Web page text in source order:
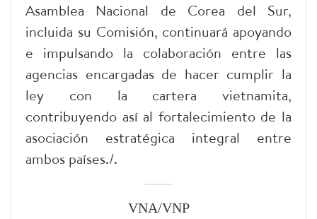
Asamblea Nacional de Corea del Sur,
incluida su Comisión, continuará apoyando
e impulsando la colaboración entre las
agencias encargadas de hacer cumplir la
ley con la cartera vietnamita,
contribuyendo así al fortalecimiento de la
asociación estratégica integral entre
ambos países./.
VNA/VNP